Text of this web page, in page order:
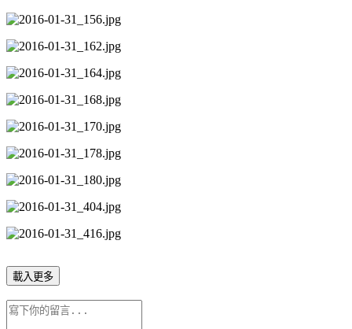
載入更多